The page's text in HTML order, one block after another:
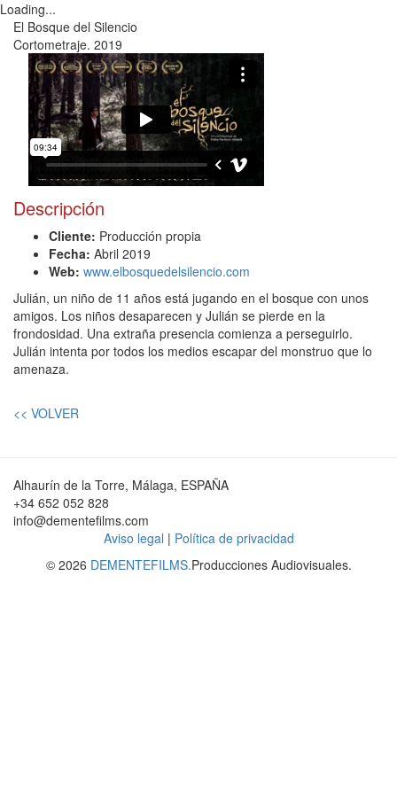
Loading...
El Bosque del Silencio
Cortometraje. 2019
Descripción
Cliente: Producción propia
Fecha: Abril 2019
Web: www.elbosquedelsilencio.com
Julián, un niño de 11 años está jugando en el bosque con unos
amigos. Los niños desaparecen y Julián se pierde en la
frondosidad. Una extraña presencia comienza a perseguirlo.
Julián intenta por todos los medios escapar del monstruo que lo
amenaza.
<< VOLVER
Alhaurín de la Torre, Málaga, ESPAÑA
+34 652 052 828
info@dementefilms.com
Aviso legal | Política de privacidad
© 2026 DEMENTEFILMS.Producciones Audiovisuales.